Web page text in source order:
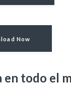
Now
en todo el